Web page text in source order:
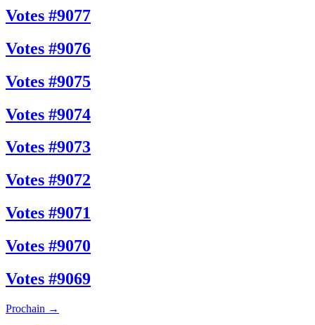
Votes #9077
Votes #9076
Votes #9075
Votes #9074
Votes #9073
Votes #9072
Votes #9071
Votes #9070
Votes #9069
Prochain →